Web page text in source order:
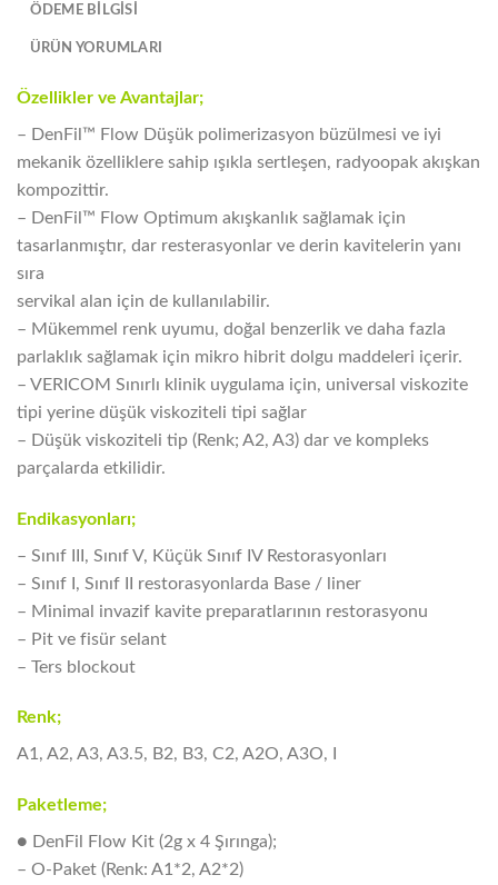
ÖDEME BİLGİSİ
ÜRÜN YORUMLARI
Özellikler ve Avantajlar;
– DenFil™ Flow Düşük polimerizasyon büzülmesi ve iyi
mekanik özelliklere sahip ışıkla sertleşen, radyoopak akışkan
kompozittir.
– DenFil™ Flow Optimum akışkanlık sağlamak için
tasarlanmıştır, dar resterasyonlar ve derin kavitelerin yanı
sıra
servikal alan için de kullanılabilir.
– Mükemmel renk uyumu, doğal benzerlik ve daha fazla
parlaklık sağlamak için mikro hibrit dolgu maddeleri içerir.
– VERICOM Sınırlı klinik uygulama için, universal viskozite
tipi yerine düşük viskoziteli tipi sağlar
– Düşük viskoziteli tip (Renk; A2, A3) dar ve kompleks
parçalarda etkilidir.
Endikasyonları;
– Sınıf III, Sınıf V, Küçük Sınıf IV Restorasyonları
– Sınıf I, Sınıf II restorasyonlarda Base / liner
– Minimal invazif kavite preparatlarının restorasyonu
– Pit ve fisür selant
– Ters blockout
Renk;
A1, A2, A3, A3.5, B2, B3, C2, A2O, A3O, I
Paketleme;
● DenFil Flow Kit (2g x 4 Şırınga);
– O-Paket (Renk: A1*2, A2*2)